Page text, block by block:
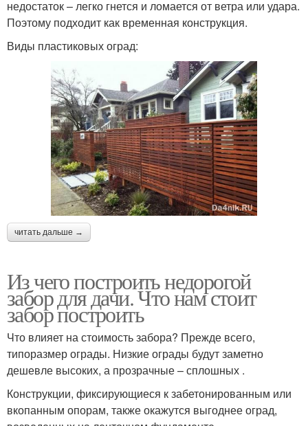
недостаток – легко гнется и ломается от ветра или удара.
Поэтому подходит как временная конструкция.
Виды пластиковых оград:
читать дальше →
Из чего построить недорогой
забор для дачи. Что нам стоит
забор построить
Что влияет на стоимость забора? Прежде всего,
типоразмер ограды. Низкие ограды будут заметно
дешевле высоких, а прозрачные – сплошных .
Конструкции, фиксирующиеся к забетонированным или
вкопанным опорам, также окажутся выгоднее оград,